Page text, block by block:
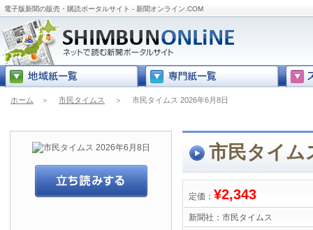
電子版新聞の販売・購読ポータルサイト - 新聞オンライン.COM
ホーム ＞ 市民タイムス ＞ 市民タイムス 2026年6月8日
市民タイム
定価： ¥2,343
新聞社： 市民タイムス